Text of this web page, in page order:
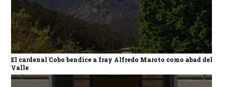
El cardenal Cobo bendice a fray Alfredo Maroto como abad del
Valle